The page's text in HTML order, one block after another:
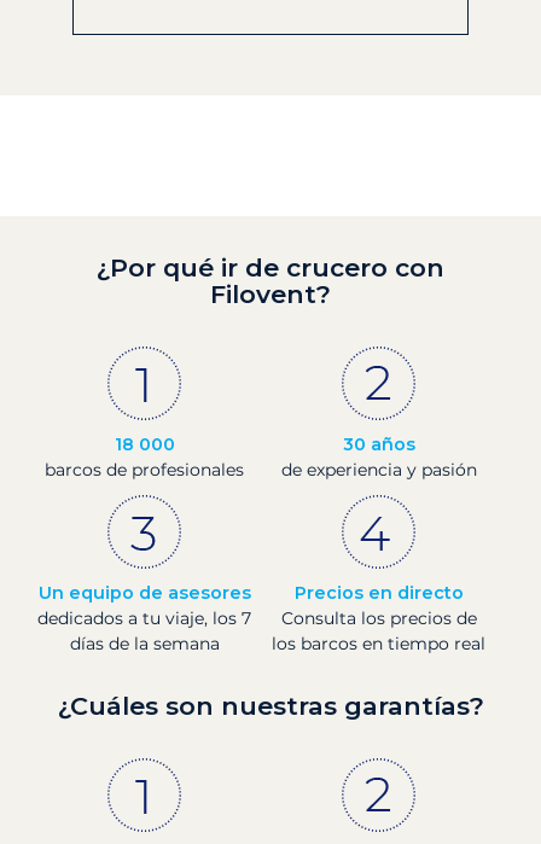
¿Por qué ir de crucero con
Filovent?
18 000
barcos de profesionales
30 años
de experiencia y pasión
Un equipo de asesores
dedicados a tu viaje, los 7
días de la semana
Precios en directo
Consulta los precios de
los barcos en tiempo real
¿Cuáles son nuestras garantías?